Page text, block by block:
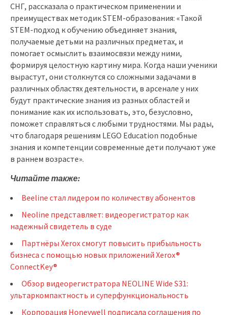
СНГ, рассказала о практическом применении и
преимуществах методик STEM-образования: «Такой
STEM-подход к обучению объединяет знания,
получаемые детьми на различных предметах, и
помогает осмыслить взаимосвязи между ними,
формируя целостную картину мира. Когда наши ученики
вырастут, они столкнутся со сложными задачами в
различных областях деятельности, в арсенале у них
будут практические знания из разных областей и
понимание как их использовать, это, безусловно,
поможет справляться с любыми трудностями. Мы рады,
что благодаря решениям LEGO Education подобные
знания и компетенции современные дети получают уже
в раннем возрасте».
Читайте также:
Beeline стал лидером по количеству абонентов
Neoline представляет: видеорегистратор как
надежный свидетель в суде
Партнёры Xerox смогут повысить прибыльность
бизнеса с помощью новых приложений Xerox®
ConnectKey®
Обзор видеорегистратора NEOLINE Wide S31:
ультаркомпактность и суперфункциональность
Корпорация Honeywell подписала соглашения по